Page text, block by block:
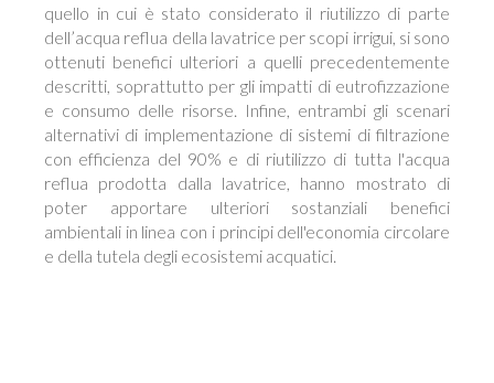
quello in cui è stato considerato il riutilizzo di parte
dell’acqua reflua della lavatrice per scopi irrigui, si sono
ottenuti benefici ulteriori a quelli precedentemente
descritti, soprattutto per gli impatti di eutrofizzazione
e consumo delle risorse. Infine, entrambi gli scenari
alternativi di implementazione di sistemi di filtrazione
con efficienza del 90% e di riutilizzo di tutta l'acqua
reflua prodotta dalla lavatrice, hanno mostrato di
poter apportare ulteriori sostanziali benefici
ambientali in linea con i principi dell'economia circolare
e della tutela degli ecosistemi acquatici.